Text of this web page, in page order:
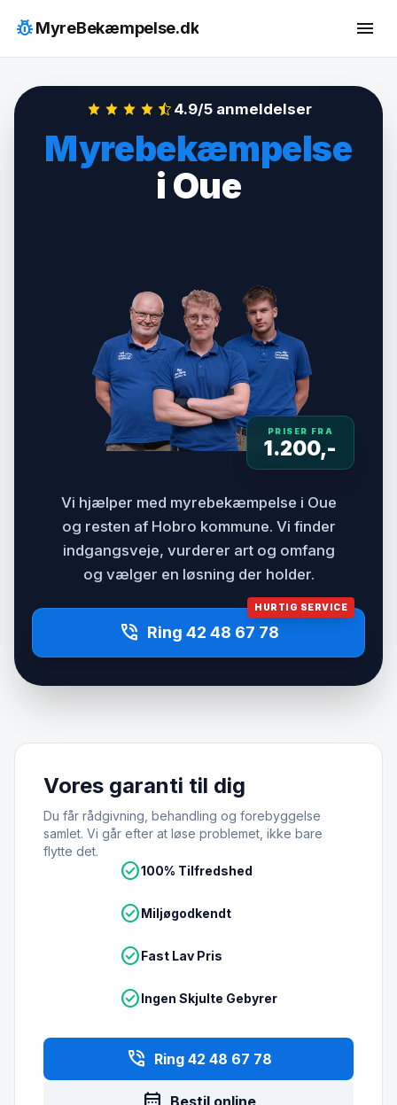
indhold
pest_controlMyreBekæmpelse.dk menu
4.9/5 anmeldelser
Myrebekæmpelse
i Oue
PRISER FRA
1.200,-
Vi hjælper med myrebekæmpelse i Oue
og resten af Hobro kommune. Vi finder
indgangsveje, vurderer art og omfang
og vælger en løsning der holder.
HURTIG SERVICE
phone_in_talk Ring 42 48 67 78
Vores garanti til dig
Du får rådgivning, behandling og forebyggelse
samlet. Vi går efter at løse problemet, ikke bare
flytte det.
check_circle100% Tilfredshed
check_circleMiljøgodkendt
check_circleFast Lav Pris
check_circleIngen Skjulte Gebyrer
phone_in_talk Ring 42 48 67 78
Bestil online